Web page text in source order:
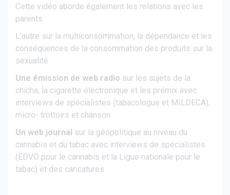
Cette vidéo aborde également les relations avec les
parents.
L’autre sur la multiconsommation, la dépendance et les
conséquences de la consommation des produits sur la
sexualité.
Une émission de web radio sur les sujets de la
chicha, la cigarette électronique et les prémix avec
interviews de spécialistes (tabacologue et MILDECA),
micro- trottoirs et chanson
Un web journal sur la géopolitique au niveau du
cannabis et du tabac avec interviews de spécialistes
(EDVO pour le cannabis et la Ligue nationale pour le
tabac) et des caricatures.